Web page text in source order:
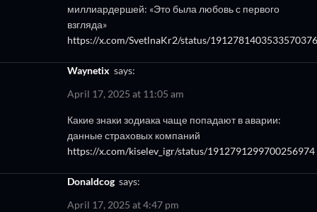
миллиардершей: «Это была любовь с первого
взгляда»
https://x.com/SvetlnaKr2/status/1912781403533570376
Waynetix says:
April 17, 2025 at 11:05 am
Какие знаки зодиака чаще попадают в аварии:
данные страховых компаний
https://x.com/kiselev_igr/status/1912791299700256974
Donaldcog says:
April 17, 2025 at 4:47 pm